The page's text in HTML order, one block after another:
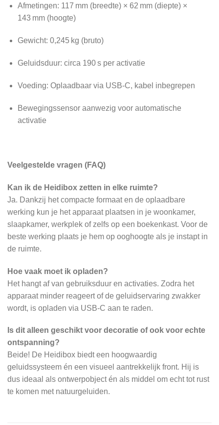
Afmetingen: 117 mm (breedte) × 62 mm (diepte) ×
143 mm (hoogte)
Gewicht: 0,245 kg (bruto)
Geluidsduur: circa 190 s per activatie
Voeding: Oplaadbaar via USB‑C, kabel inbegrepen
Bewegingssensor aanwezig voor automatische
activatie
Veelgestelde vragen (FAQ)
Kan ik de Heidibox zetten in elke ruimte?
Ja. Dankzij het compacte formaat en de oplaadbare
werking kun je het apparaat plaatsen in je woonkamer,
slaapkamer, werkplek of zelfs op een boekenkast. Voor de
beste werking plaats je hem op ooghoogte als je instapt in
de ruimte.
Hoe vaak moet ik opladen?
Het hangt af van gebruiksduur en activaties. Zodra het
apparaat minder reageert of de geluidservaring zwakker
wordt, is opladen via USB‑C aan te raden.
Is dit alleen geschikt voor decoratie of ook voor echte
ontspanning?
Beide! De Heidibox biedt een hoogwaardig
geluidssysteem én een visueel aantrekkelijk front. Hij is
dus ideaal als ontwerpobject én als middel om echt tot rust
te komen met natuurgeluiden.